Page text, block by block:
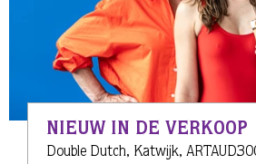
NIEUW IN DE VERKOOP
Double Dutch, Katwijk,